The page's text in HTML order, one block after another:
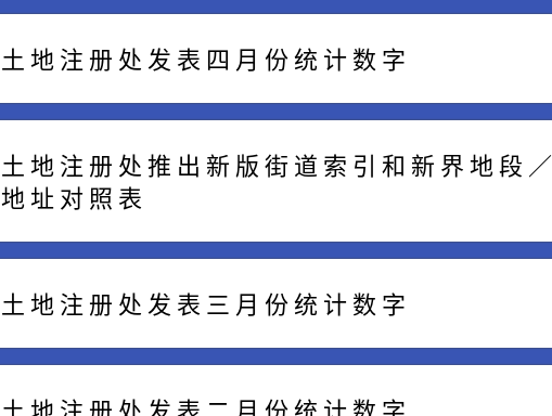
​土 地 注 册 处 发 表 四 月 份 统 计 数 字
土 地 注 册 处 推 出 新 版 街 道 索 引 和 新 界 地 段 ／
地 址 对 照 表
​土 地 注 册 处 发 表 三 月 份 统 计 数 字